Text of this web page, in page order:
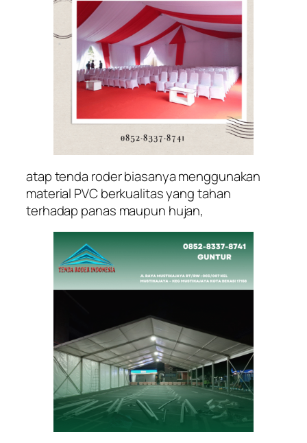
atap tenda roder biasanya menggunakan
material PVC berkualitas yang tahan
terhadap panas maupun hujan,